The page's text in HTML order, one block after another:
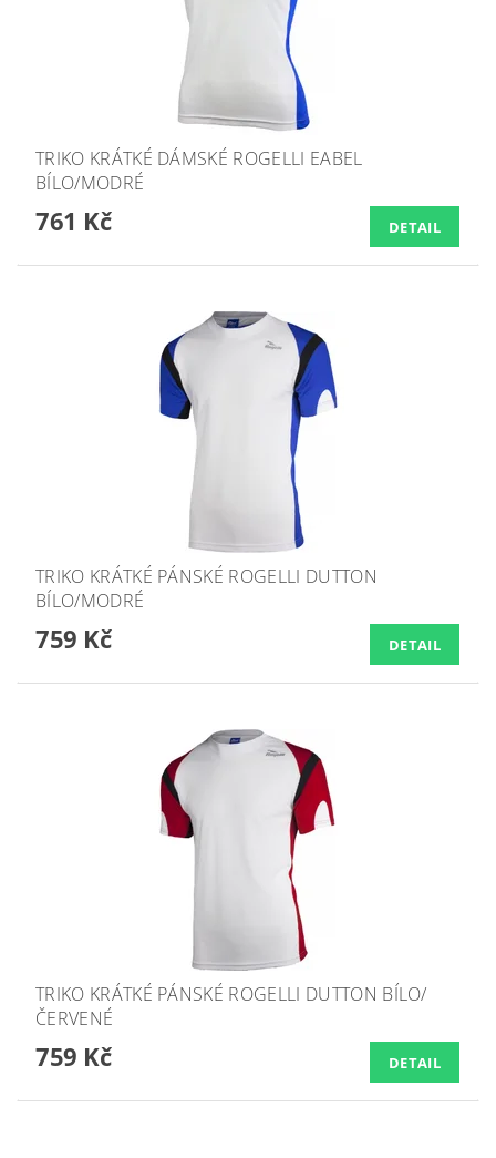
TRIKO KRÁTKÉ DÁMSKÉ ROGELLI EABEL
BÍLO/MODRÉ
761 Kč DETAIL
TRIKO KRÁTKÉ PÁNSKÉ ROGELLI DUTTON
BÍLO/MODRÉ
759 Kč DETAIL
TRIKO KRÁTKÉ PÁNSKÉ ROGELLI DUTTON BÍLO/
ČERVENÉ
759 Kč DETAIL